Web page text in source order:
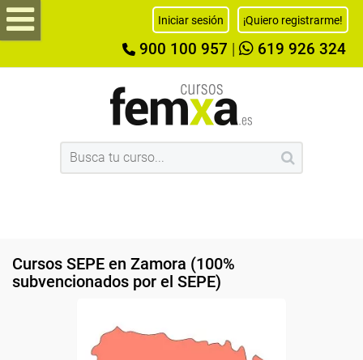
Iniciar sesión ¡Quiero registrarme!
900 100 957 619 926 324
Cursos SEPE en Zamora (100%
subvencionados por el SEPE)